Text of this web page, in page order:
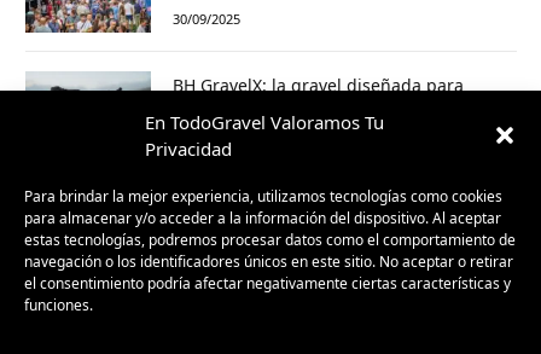
En TodoGravel Valoramos Tu
Privacidad
Para brindar la mejor experiencia, utilizamos tecnologías como cookies
para almacenar y/o acceder a la información del dispositivo. Al aceptar
estas tecnologías, podremos procesar datos como el comportamiento de
navegación o los identificadores únicos en este sitio. No aceptar o retirar
el consentimiento podría afectar negativamente ciertas características y
funciones.
30/09/2025
BH GravelX: la gravel diseñada para
23/09/2025